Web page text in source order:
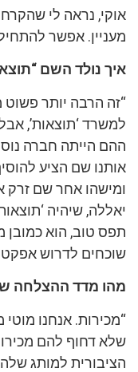
אוקי, נראה לי שהקרח
מעניין. אפשר
איך נולד השם
“זה הרבה יותר
למשרד ‘תוצאות’,
ההם הייתה חברה
אותנו שם הציע
ומישהו אחר שם זרק
יאללה, שיהיה
תפס טוב, הוא כמובן
שוכחים לדרוש
מהו מדד ההצלחה
“מכירות. אנחנו
שלא דחוף להם
הציבורית למותג